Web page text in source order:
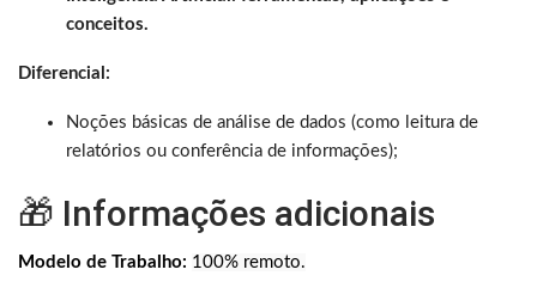
conceitos.
Diferencial:
Noções básicas de análise de dados (como leitura de
relatórios ou conferência de informações);
🎁 Informações adicionais
Modelo de Trabalho: 100% remoto.